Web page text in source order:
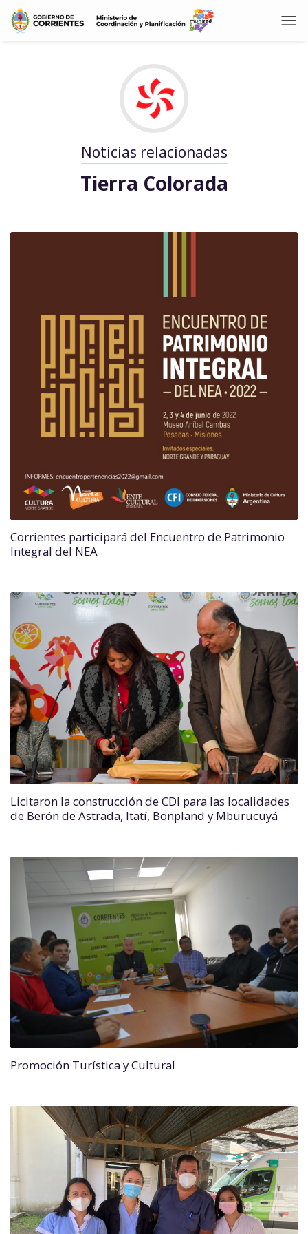
Noticias relacionadas
Tierra Colorada
Corrientes participará del Encuentro de Patrimonio
Integral del NEA
Licitaron la construcción de CDI para las localidades
de Berón de Astrada, Itatí, Bonpland y Mburucuyá
Promoción Turística y Cultural